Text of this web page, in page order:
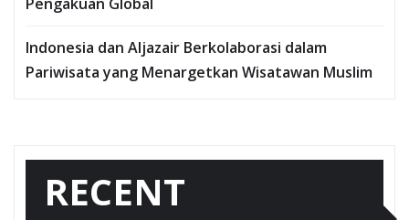
Indonesia dan Aljazair Berkolaborasi dalam
Pariwisata yang Menargetkan Wisatawan Muslim
RECENT